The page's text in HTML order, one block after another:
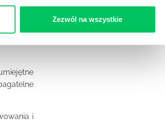
Zezwól na wszystkie
i